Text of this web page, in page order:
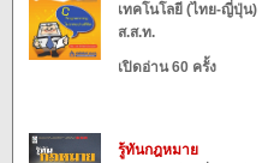
เทคโนโลยี (ไทย-ญี่ปุ่น)
ส.ส.ท.
เปิดอ่าน 60 ครั้ง
รู้ทันกฎหมาย